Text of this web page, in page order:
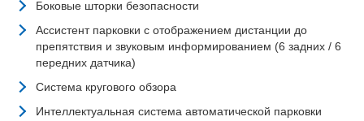
Боковые шторки безопасности
Ассистент парковки с отображением дистанции до
препятствия и звуковым информированием (6 задних / 6
передних датчика)
Система кругового обзора
Интеллектуальная система автоматической парковки